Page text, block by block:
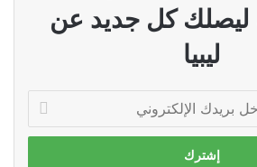
ليصلك كل جديد عن
ليبيا